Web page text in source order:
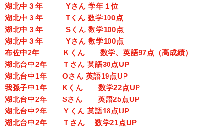
湖北中３年 Yさん 学年１位
湖北中３年 Tくん 数学100点
湖北中３年 Sくん 数学100点
湖北中３年 Yさん 数学100点
布佐中2年 Ｋくん 数学、英語97点（高成績）
湖北台中2年 Ｔさん 英語30点UP
湖北台中1年 Oさん 英語19点UP
我孫子中1年 Kくん 数学22点UP
湖北台中2年 Sさん 英語25点UP
湖北台中2年 Ｙくん 英語18点UP
湖北台中2年 Ｔさん 数学21点UP